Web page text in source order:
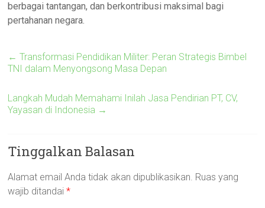
berbagai tantangan, dan berkontribusi maksimal bagi
pertahanan negara.
← Transformasi Pendidikan Militer: Peran Strategis Bimbel
TNI dalam Menyongsong Masa Depan
Langkah Mudah Memahami Inilah Jasa Pendirian PT, CV,
Yayasan di Indonesia →
Tinggalkan Balasan
Alamat email Anda tidak akan dipublikasikan. Ruas yang
wajib ditandai*